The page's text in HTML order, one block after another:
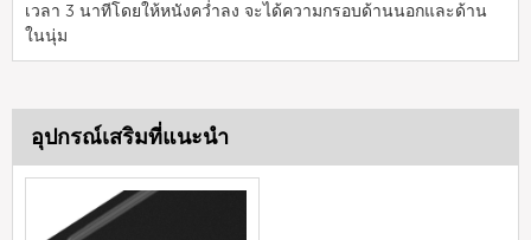
เวลา 3 นาทีโดยให้หนังคว่ำลง จะได้ความกรอบด้านนอกและด้าน
ในนุ่ม
อุปกรณ์เสริมที่แนะนำ